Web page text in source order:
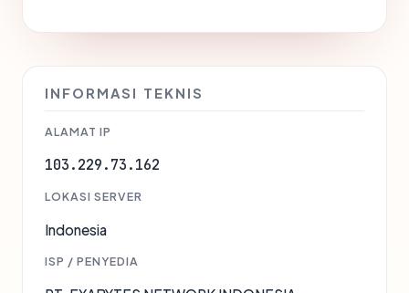
INFORMASI TEKNIS
ALAMAT IP
103.229.73.162
LOKASI SERVER
Indonesia
ISP / PENYEDIA